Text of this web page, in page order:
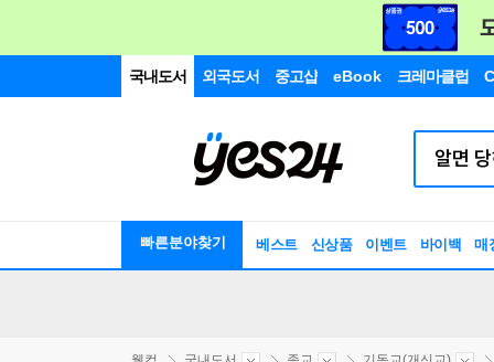
국내도서 외국도서 중고샵 eBook 크레마클럽
빠른분야찾기 베스트 신상품 이벤트 바이백 매